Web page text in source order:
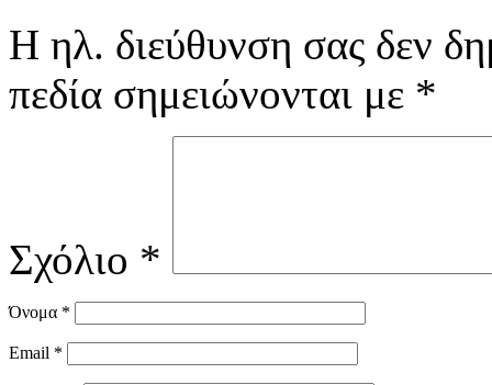
Η ηλ. διεύθυνση σας δεν
πεδία σημειώνονται με *
Σχόλιο *
Όνομα *
Email *